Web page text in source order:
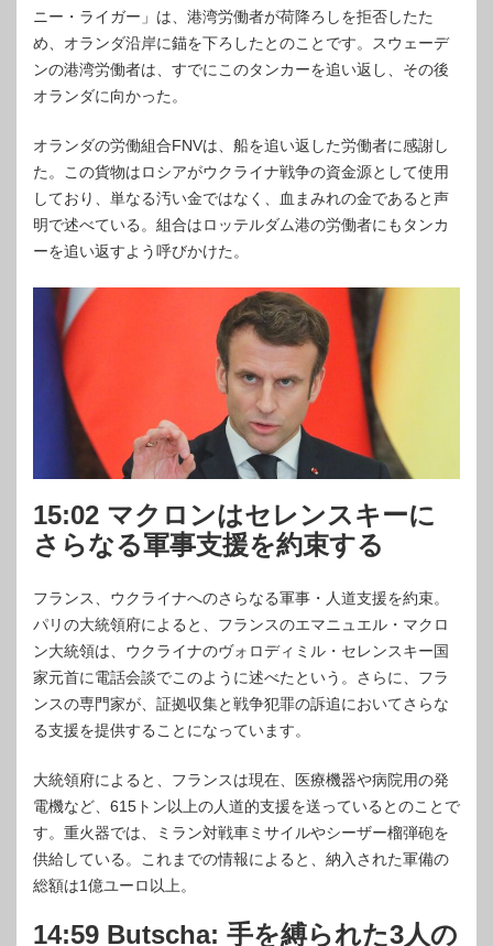
ニー・ライガー」は、港湾労働者が荷降ろしを拒否したた
め、オランダ沿岸に錨を下ろしたとのことです。スウェーデ
ンの港湾労働者は、すでにこのタンカーを追い返し、その後
オランダに向かった。
オランダの労働組合FNVは、船を追い返した労働者に感謝し
た。この貨物はロシアがウクライナ戦争の資金源として使用
しており、単なる汚い金ではなく、血まみれの金であると声
明で述べている。組合はロッテルダム港の労働者にもタンカ
ーを追い返すよう呼びかけた。
15:02 マクロンはセレンスキーに
さらなる軍事支援を約束する
フランス、ウクライナへのさらなる軍事・人道支援を約束。
パリの大統領府によると、フランスのエマニュエル・マクロ
ン大統領は、ウクライナのヴォロディミル・セレンスキー国
家元首に電話会談でこのように述べたという。さらに、フラ
ンスの専門家が、証拠収集と戦争犯罪の訴追においてさらな
る支援を提供することになっています。
大統領府によると、フランスは現在、医療機器や病院用の発
電機など、615トン以上の人道的支援を送っているとのことで
す。重火器では、ミラン対戦車ミサイルやシーザー榴弾砲を
供給している。これまでの情報によると、納入された軍備の
総額は1億ユーロ以上。
14:59 Butscha: 手を縛られた3人の